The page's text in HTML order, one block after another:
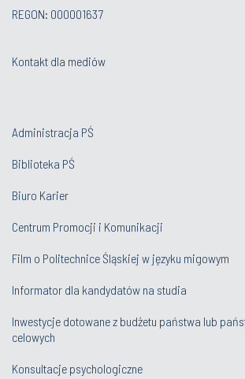
REGON: 000001637
Kontakt dla mediów
Administracja PŚ
Biblioteka PŚ
Biuro Karier
Centrum Promocji i Komunikacji
Film o Politechnice Śląskiej w języku migowym
Informator dla kandydatów na studia
Inwestycje dotowane z budżetu państwa lub
celowych
Konsultacje psychologiczne